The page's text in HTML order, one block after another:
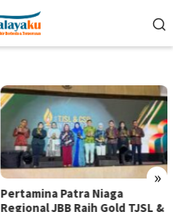
»
Pertamina Patra Niaga
Regional JBB Raih Gold TJSL &